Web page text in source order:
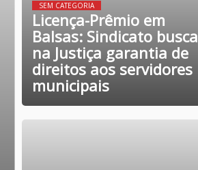
SEM CATEGORIA
Licença-Prêmio em
Balsas: Sindicato busca
na Justiça garantia de
direitos aos servidores
municipais